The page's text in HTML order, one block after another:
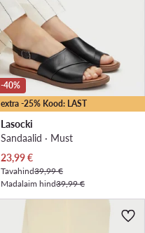
extra -25% Kood: LAST
-40%
Lasocki
Sandaalid · Must
Praegune hind
23,99€
Tavahind39,99 €
Madalaim hind39,99 €